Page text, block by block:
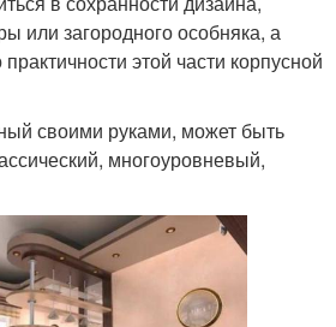
или загородного особняка, а
этой части корпусной
своими руками, может быть
многоуровневый,